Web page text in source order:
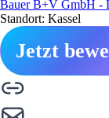
Bauer B+V GmbH -
Standort: Kassel
Jetzt